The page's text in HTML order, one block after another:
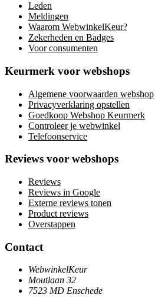
Leden
Meldingen
Waarom WebwinkelKeur?
Zekerheden en Badges
Voor consumenten
Keurmerk voor webshops
Algemene voorwaarden webshop
Privacyverklaring opstellen
Goedkoop Webshop Keurmerk
Controleer je webwinkel
Telefoonservice
Reviews voor webshops
Reviews
Reviews in Google
Externe reviews tonen
Product reviews
Overstappen
Contact
WebwinkelKeur
Moutlaan 32
7523 MD Enschede